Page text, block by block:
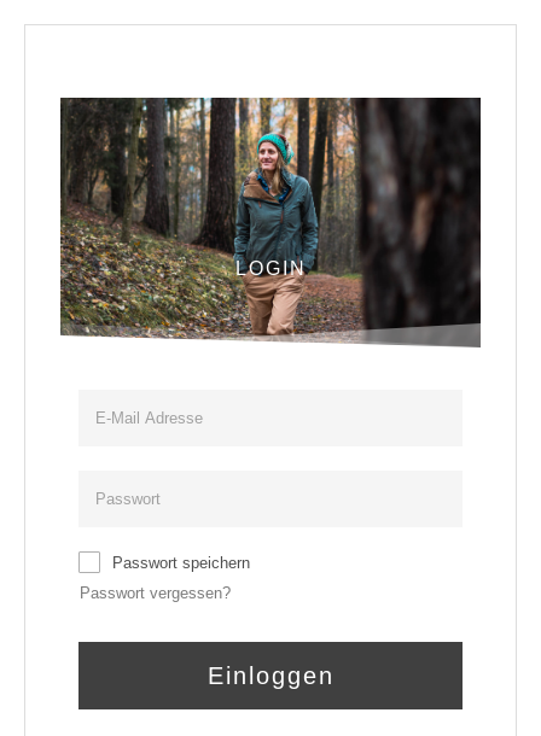
LOGIN
Passwort speichern
Passwort vergessen?
Einloggen